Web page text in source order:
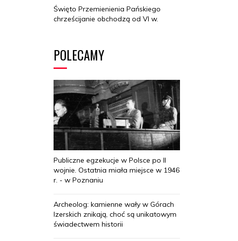
Święto Przemienienia Pańskiego
chrześcijanie obchodzą od VI w.
POLECAMY
Publiczne egzekucje w Polsce po II
wojnie. Ostatnia miała miejsce w 1946
r. - w Poznaniu
Archeolog: kamienne wały w Górach
Izerskich znikają, choć są unikatowym
świadectwem historii